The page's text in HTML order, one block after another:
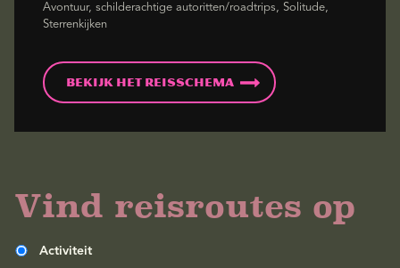
Avontuur, schilderachtige autoritten/roadtrips, Solitude,
Sterrenkijken
Bekijk het reisschema
Vind reisroutes op
Activiteit